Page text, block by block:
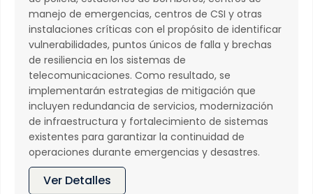
manejo de emergencias, centros de CSI y otras
instalaciones críticas con el propósito de identificar
vulnerabilidades, puntos únicos de falla y brechas
de resiliencia en los sistemas de
telecomunicaciones. Como resultado, se
implementarán estrategias de mitigación que
incluyen redundancia de servicios, modernización
de infraestructura y fortalecimiento de sistemas
existentes para garantizar la continuidad de
operaciones durante emergencias y desastres.
Ver Detalles